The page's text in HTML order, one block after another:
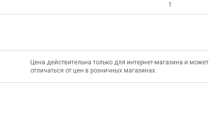
1
Цена действительна только для интернет-магазина и может
отличаться от цен в розничных магазинах.